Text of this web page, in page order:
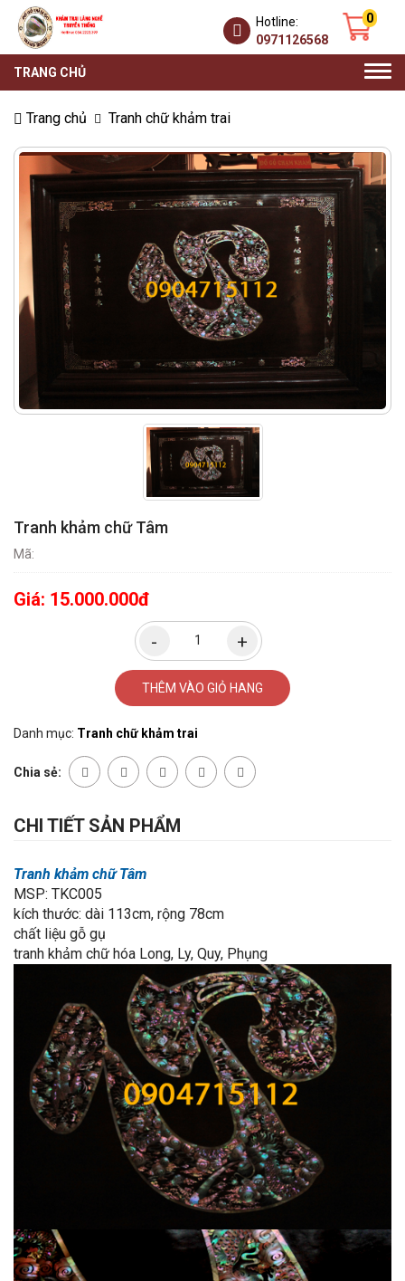
0
Hotline:
0971126568
TRANG CHỦ
Trang chủ Tranh chữ khảm trai
Tranh khảm chữ Tâm
Mã:
Giá: 15.000.000đ
THÊM VÀO GIỎ HANG
Danh mục: Tranh chữ khảm trai
Chia sẻ:
CHI TIẾT SẢN PHẨM
Tranh khảm chữ Tâm
MSP: TKC005
kích thước: dài 113cm, rộng 78cm
chất liệu gỗ gụ
tranh khảm chữ hóa Long, Ly, Quy, Phụng